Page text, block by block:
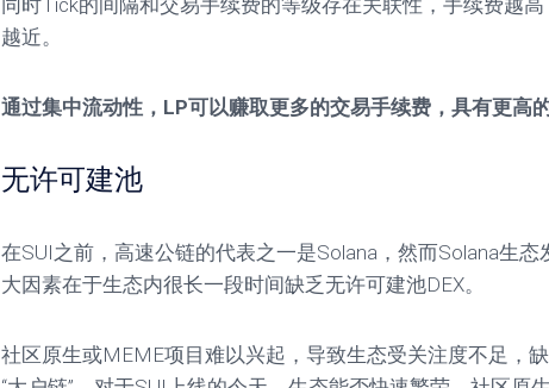
同时Tick的间隔和交易手续费的等级存在关联性，手续费越
越近。
通过集中流动性，LP可以赚取更多的交易手续费，具有更高的
无许可建池
在SUI之前，高速公链的代表之一是Solana，然而Solana生态
大因素在于生态内很长一段时间缺乏无许可建池DEX。
社区原生或MEME项目难以兴起，导致生态受关注度不足，